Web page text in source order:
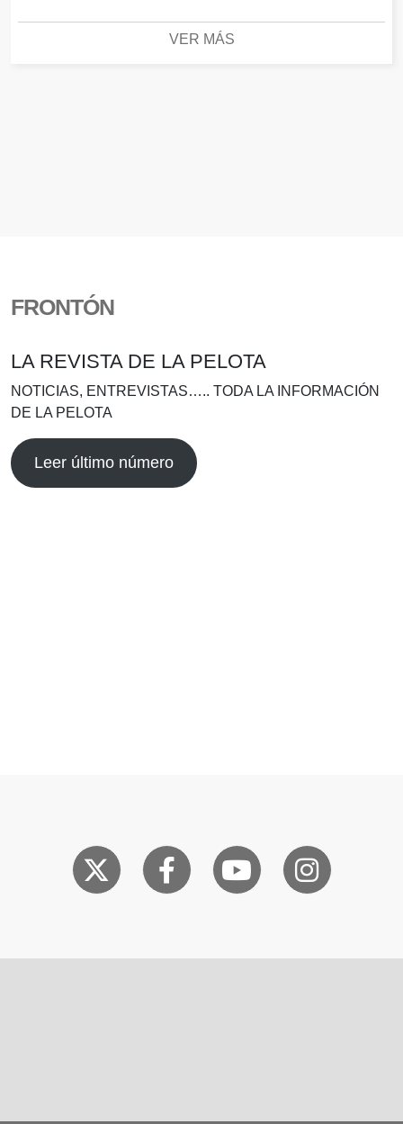
VER MÁS
FRONTÓN
LA REVISTA DE LA PELOTA
NOTICIAS, ENTREVISTAS….. TODA LA INFORMACIÓN
DE LA PELOTA
Leer último número